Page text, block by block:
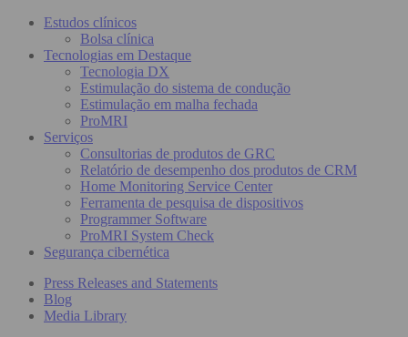
Estudos clínicos
Bolsa clínica
Tecnologias em Destaque
Tecnologia DX
Estimulação do sistema de condução
Estimulação em malha fechada
ProMRI
Serviços
Consultorias de produtos de GRC
Relatório de desempenho dos produtos de CRM
Home Monitoring Service Center
Ferramenta de pesquisa de dispositivos
Programmer Software
ProMRI System Check
Segurança cibernética
Press Releases and Statements
Blog
Media Library